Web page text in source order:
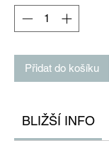
Přidat do košíku
BLIŽŠÍ INFO